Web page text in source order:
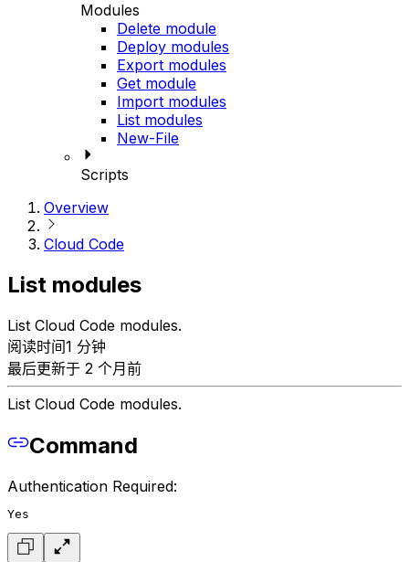
Modules
Delete module
Deploy modules
Export modules
Get module
Import modules
List modules
New-File
Scripts
Overview
Cloud Code
List modules
List Cloud Code modules.
阅读时间1 分钟
最后更新于 2 个月前
List Cloud Code modules.
Command
Authentication Required:
Yes